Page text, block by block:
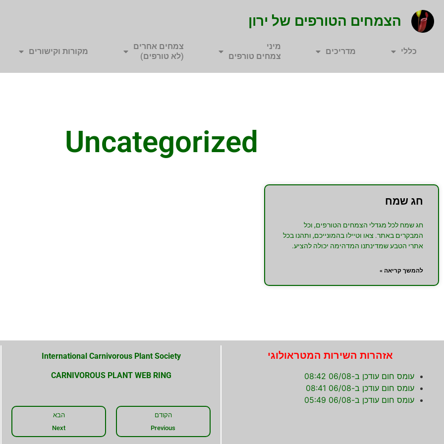
הצמחים הטורפים של ירון
כללי מדריכים
מיני
צמחים טורפים
צמחים אחרים
(לא טורפים)
מקורות וקישורים
Uncategorized
חג שמח
חג שמח לכל מגדלי הצמחים הטורפים, וכל
המבקרים באתר. צאו וטיילו בהמונייכם, ותהנו בכל
אתרי הטבע שמדינתנו המדהימה יכולה להציע.
להמשך קריאה »
אזהרות השירות המטראולוגי
עומס חום עודכן ב-06/08 08:42
עומס חום עודכן ב-06/08 08:41
עומס חום עודכן ב-06/08 05:49
International Carnivorous Plant Society
CARNIVOROUS PLANT WEB RING
הקודם
Previous
הבא
Next